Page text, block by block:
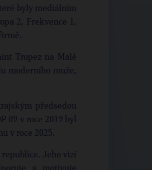
byly mediálním
2, Frekvence 1,
Tropez na Malé
moderního muže,
předsedou
09 v roce 2019 byl
v roce 2025.
Jeho vizí